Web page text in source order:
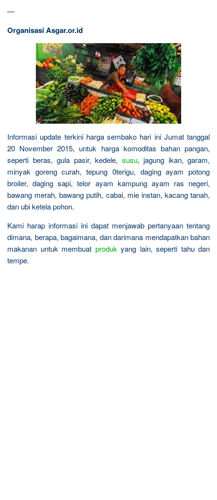
—
Organisasi Asgar.or.id
Informasi update terkini harga sembako hari ini Jumat tanggal
20 November 2015, untuk harga komoditas bahan pangan,
seperti beras, gula pasir, kedele, susu, jagung ikan, garam,
minyak goreng curah, tepung 0terigu, daging ayam potong
broiler, daging sapi, telor ayam kampung ayam ras negeri,
bawang merah, bawang putih, cabai, mie instan, kacang tanah,
dan ubi ketela pohon.
Kami harap informasi ini dapat menjawab pertanyaan tentang
dimana, berapa, bagaimana, dan darimana mendapatkan bahan
makanan untuk membuat produk yang lain, seperti tahu dan
tempe.